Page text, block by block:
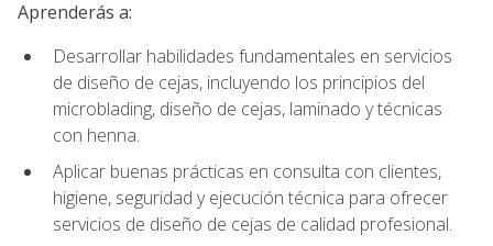
Aprenderás a:
Desarrollar habilidades fundamentales en servicios
de diseño de cejas, incluyendo los principios del
microblading, diseño de cejas, laminado y técnicas
con henna.
Aplicar buenas prácticas en consulta con clientes,
higiene, seguridad y ejecución técnica para ofrecer
servicios de diseño de cejas de calidad profesional.